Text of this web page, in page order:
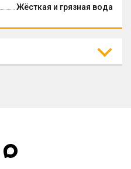
Жёсткая и грязная вода